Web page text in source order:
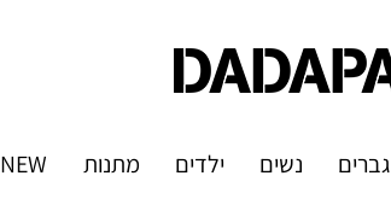
גברים נשים ילדים מתנות NEW